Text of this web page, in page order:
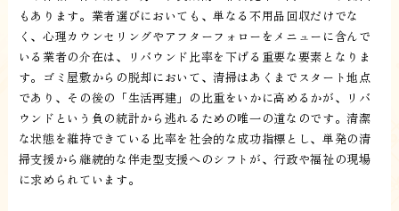
もあります。業者選びにおいても、単なる不用品回収だけでな
く、心理カウンセリングやアフターフォローをメニューに含んで
いる業者の介在は、リバウンド比率を下げる重要な要素となりま
す。ゴミ屋敷からの脱却において、清掃はあくまでスタート地点
であり、その後の「生活再建」の比重をいかに高めるかが、リバ
ウンドという負の統計から逃れるための唯一の道なのです。清潔
な状態を維持できている比率を社会的な成功指標とし、単発の清
掃支援から継続的な伴走型支援へのシフトが、行政や福祉の現場
に求められています。